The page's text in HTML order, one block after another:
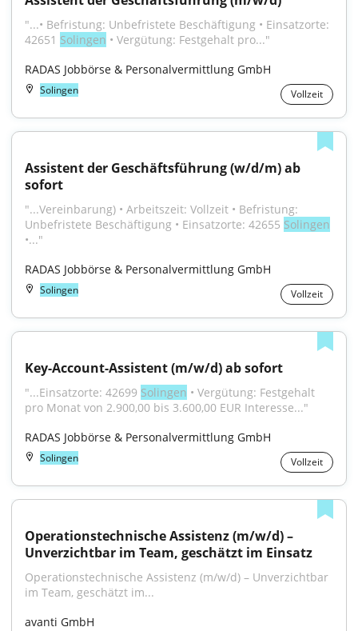
"...• Befristung: Unbefristete Beschäftigung • Einsatzorte:
42651 Solingen • Vergütung: Festgehalt pro..."
RADAS Jobbörse & Personalvermittlung GmbH
Solingen Vollzeit
Assistent der Geschäftsführung (w/d/m) ab
sofort
"...Vereinbarung) • Arbeitszeit: Vollzeit • Befristung:
Unbefristete Beschäftigung • Einsatzorte: 42655 Solingen
•..."
RADAS Jobbörse & Personalvermittlung GmbH
Solingen Vollzeit
Key-Account-Assistent (m/w/d) ab sofort
"...Einsatzorte: 42699 Solingen • Vergütung: Festgehalt
pro Monat von 2.900,00 bis 3.600,00 EUR Interesse..."
RADAS Jobbörse & Personalvermittlung GmbH
Solingen Vollzeit
Operationstechnische Assistenz (m/w/d) –
Unverzichtbar im Team, geschätzt im Einsatz
Operationstechnische Assistenz (m/w/d) – Unverzichtbar
im Team, geschätzt im...
avanti GmbH